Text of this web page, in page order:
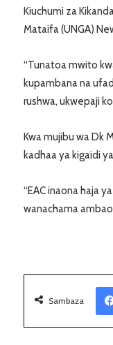
Kiuchumi za
Mataifa (UNGA)
“Tunatoa mwito
kupambana na
rushwa, ukwepaji
Kwa mujibu wa Dk
kadhaa ya kigaidi
“EAC inaona haja
wanachama
Sambaza